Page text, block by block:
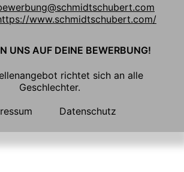
www.schmidtschubert.com/
UNS AUF DEINE BEWERBUNG!
richtet sich an alle
Geschlechter.
Datenschutz